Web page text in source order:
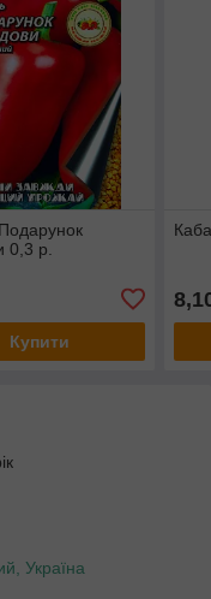
0,3 р.
Купити
Україна